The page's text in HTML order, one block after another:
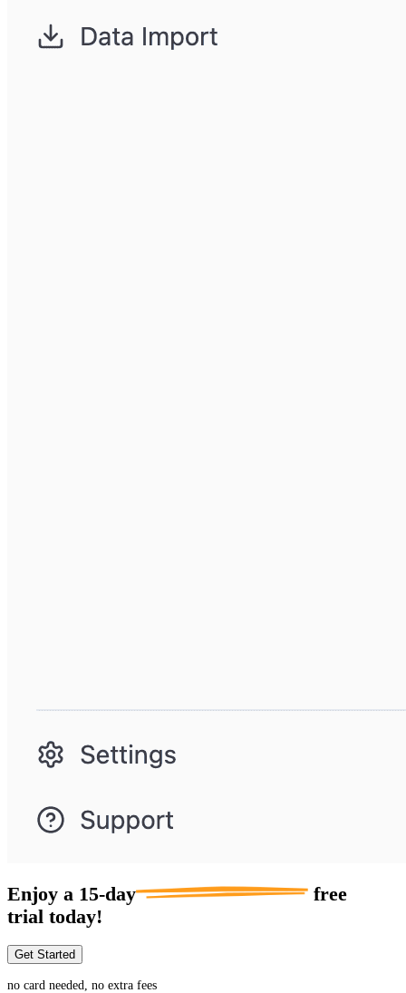
Enjoy a 15-day
free
trial today!
Get Started
no card needed, no extra fees